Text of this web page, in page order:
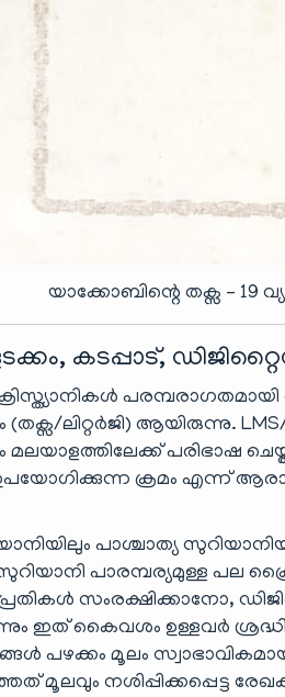
യാക്കോബിന്റെ തക്സ – 19
കടപ്പാട്,
ലിറ്റർജി) ആയിരുന്നു.
പരിഭാഷ
ക്രമം എന്ന്
പാശ്ചാത്യ
പാരമ്പര്യമുള്ള പല
സംരക്ഷിക്കാനോ,
ഇത് കൈവശം ഉള്ളവർ
പഴക്കം മൂലം
മൂലവും നശിപ്പിക്കപ്പെട്ട